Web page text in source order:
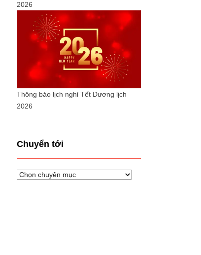
2026
Thông báo lịch nghỉ Tết Dương lịch
2026
Chuyển tới
Chuyển